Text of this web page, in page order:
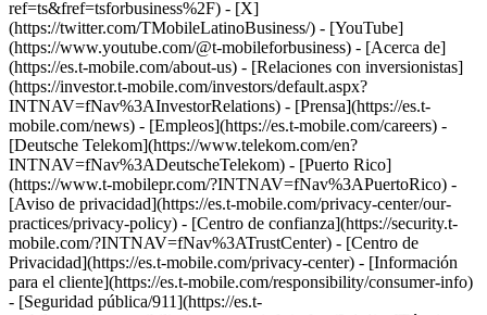
ref=ts&fref=tsforbusiness%2F) - [X]
(https://twitter.com/TMobileLatinoBusiness/) - [YouTube]
(https://www.youtube.com/@t-mobileforbusiness) - [Acerca de]
(https://es.t-mobile.com/about-us) - [Relaciones con inversionistas]
(https://investor.t-mobile.com/investors/default.aspx?
INTNAV=fNav%3AInvestorRelations) - [Prensa](https://es.t-
mobile.com/news) - [Empleos](https://es.t-mobile.com/careers) -
[Deutsche Telekom](https://www.telekom.com/en?
INTNAV=fNav%3ADeutscheTelekom) - [Puerto Rico]
(https://www.t-mobilepr.com/?INTNAV=fNav%3APuertoRico) -
[Aviso de privacidad](https://es.t-mobile.com/privacy-center/our-
practices/privacy-policy) - [Centro de confianza](https://security.t-
mobile.com/?INTNAV=fNav%3ATrustCenter) - [Centro de
Privacidad](https://es.t-mobile.com/privacy-center) - [Información
para el cliente](https://es.t-mobile.com/responsibility/consumer-info)
- [Seguridad pública/911](https://es.t-